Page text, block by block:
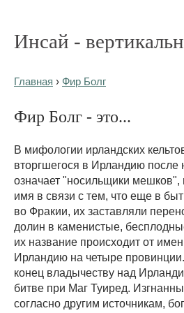
Инсай -
Главная › Фир Болг
Фир Болг - это...
В мифологии ирландских
вторгшегося в Ирландию
означает "носильщики
имя в связи с тем, что еще в
во Фракии, их заставляли
долин в каменистые,
их название происходит от
Ирландию на четыре
конец владычеству над
битве при Маг Туиред.
согласно другим источникам,